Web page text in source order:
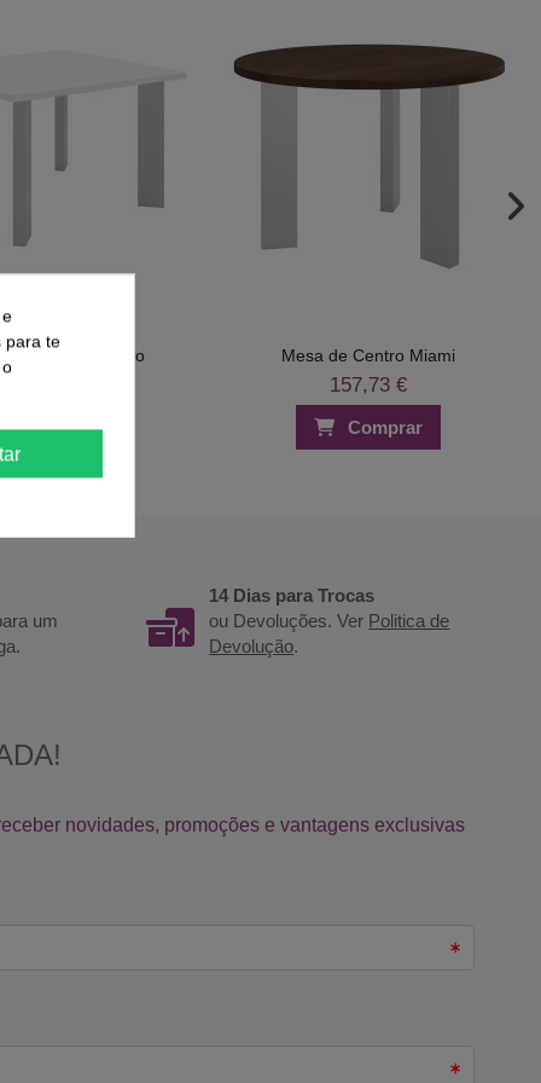
Centro Chicago
Comprar
Mesa de Centro Miami
157,73 €
Comprar
um
14 Dias para Trocas
ou Devoluções. Ver Politica de
Devolução.
para te